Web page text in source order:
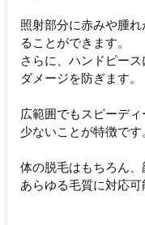
照射部分に赤みや腫
ることができます。
さらに、ハンドピー
ダメージを防ぎます。
広範囲でもスピーデ
少ないことが特徴です
体の脱毛はもちろん
あらゆる毛質に対応可